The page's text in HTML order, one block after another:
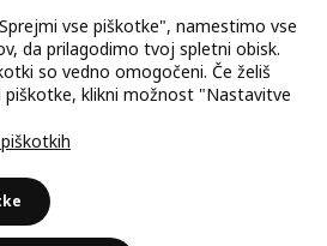
vse piškotke", namestimo vse
da prilagodimo tvoj spletni obisk.
so vedno omogočeni. Če želiš
klikni možnost "Nastavitve